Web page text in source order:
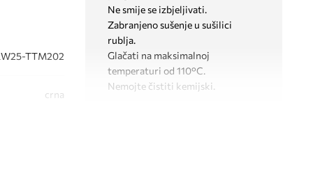
TTM202
crna
Ne smije se izbjeljivati.
Zabranjeno sušenje u sušilici
rublja.
Glačati na maksimalnoj
temperaturi od 110°C.
Nemojte čistiti kemijski.